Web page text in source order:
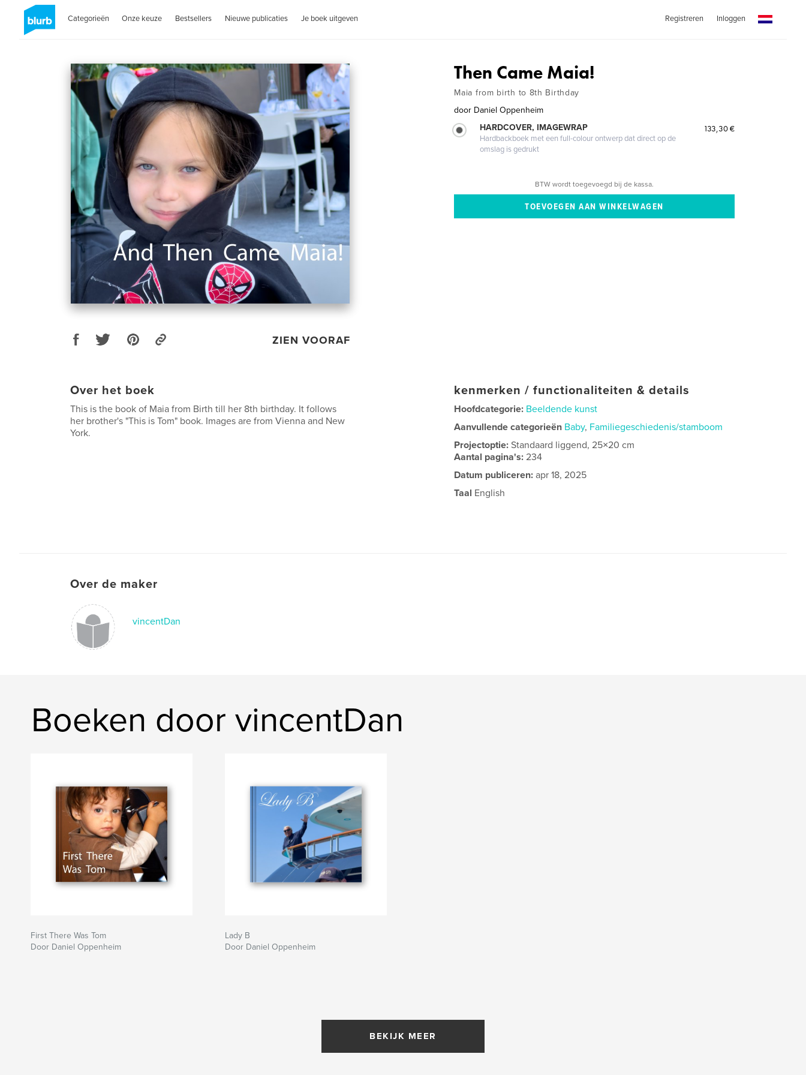
Categorieën Onze keuze Bestsellers Nieuwe publicaties Je boek uitgeven Registreren Inloggen
ZIEN VOORAF
Then Came Maia!
Maia from birth to 8th Birthday
door Daniel Oppenheim
HARDCOVER, IMAGEWRAP
Hardbackboek met een full-colour ontwerp dat direct op de
omslag is gedrukt
133,30 €
BTW wordt toegevoegd bij de kassa.
Over het boek
This is the book of Maia from Birth till her 8th birthday. It follows
her brother's "This is Tom" book. Images are from Vienna and New
York.
kenmerken / functionaliteiten & details
Hoofdcategorie: Beeldende kunst
Aanvullende categorieën Baby, Familiegeschiedenis/stamboom
Projectoptie:Standaard liggend, 25×20 cm
Aantal pagina's:234
Datum publiceren: apr 18, 2025
Taal English
Over de maker
vincentDan
Boeken door vincentDan
First There Was Tom
Door Daniel Oppenheim
Lady B
Door Daniel Oppenheim
BEKIJK MEER